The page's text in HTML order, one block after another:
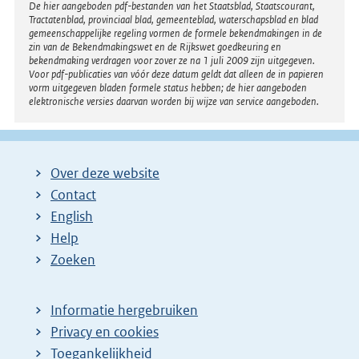
i
n
k
:
n
e
l
i
n
k
Disclaimer
De hier aangeboden pdf-bestanden van het Staatsblad, Staatscourant,
Tractatenblad, provinciaal blad, gemeenteblad, waterschapsblad en blad
gemeenschappelijke regeling vormen de formele bekendmakingen in de
zin van de Bekendmakingswet en de Rijkswet goedkeuring en
bekendmaking verdragen voor zover ze na 1 juli 2009 zijn uitgegeven.
Voor pdf-publicaties van vóór deze datum geldt dat alleen de in papieren
vorm uitgegeven bladen formele status hebben; de hier aangeboden
elektronische versies daarvan worden bij wijze van service aangeboden.
Over deze website
Contact
English
Help
Zoeken
Informatie hergebruiken
Privacy en cookies
Toegankelijkheid